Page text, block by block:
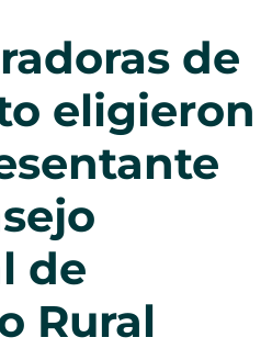
de
eligieron
de
Rural